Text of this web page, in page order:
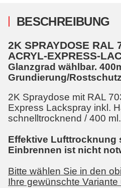
BESCHREIBUNG
2K SPRAYDOSE RAL
ACRYL-EXPRESS-
Glanzgrad wählbar.
Grundierung/
2K Spraydose mit RAL
Express Lackspray inkl.
schnelltrocknend / 400 ml.
Effektive Lufttrocknung
Einbrennen ist nicht
Bitte wählen Sie in den
Ihre gewünschte